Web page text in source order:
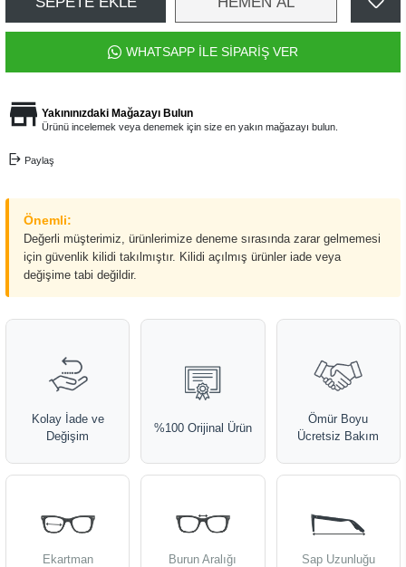
WHATSAPP İLE SİPARİŞ VER
Yakınınızdaki Mağazayı Bulun
Ürünü incelemek veya denemek için size en yakın mağazayı bulun.
Paylaş
Önemli:
Değerli müşterimiz, ürünlerimize deneme sırasında zarar gelmemesi
için güvenlik kilidi takılmıştır. Kilidi açılmış ürünler iade veya
değişime tabi değildir.
Kolay İade ve
Değişim
%100 Orijinal Ürün
Ömür Boyu
Ücretsiz Bakım
Ekartman Burun Aralığı Sap Uzunluğu